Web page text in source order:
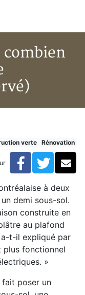
combien
et à quelle
verte Rénovation
Facebook
à deux
demi sous-sol.
construite en
au plafond
t-il expliqué par
plus fonctionnel
»
poser un